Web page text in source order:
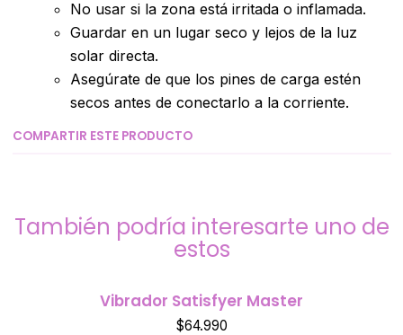
No usar si la zona está irritada o inflamada.
Guardar en un lugar seco y lejos de la luz
solar directa.
Asegúrate de que los pines de carga estén
secos antes de conectarlo a la corriente.
COMPARTIR ESTE PRODUCTO
También podría interesarte uno de
estos
Vibrador Satisfyer Master
$64.990